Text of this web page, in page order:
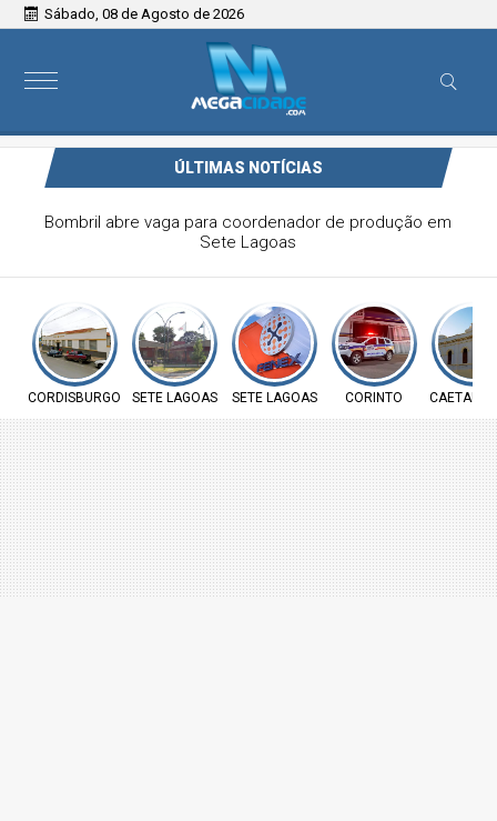
Sábado, 08 de Agosto de 2026
ÚLTIMAS NOTÍCIAS
Bombril abre vaga para coordenador de produção em
Sete Lagoas
CORDISBURGO SETE LAGOAS SETE LAGOAS CORINTO